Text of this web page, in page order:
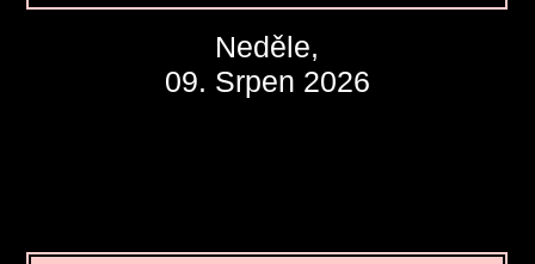
Neděle,
09. Srpen 2026